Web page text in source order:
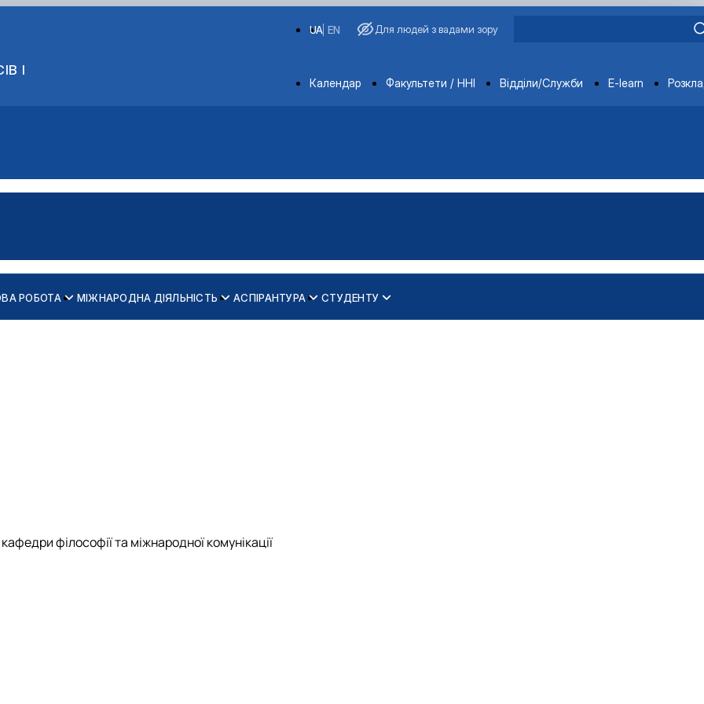
І
EN
UA Для людей з вадами зору
Departments
Календар Факультети / ННІ Відділи/Служби E-learn
комунікації та регіо…
РОБОТА
та міжгрупової комунікаці…
МІЖНАРОДНА ДІЯЛЬНІСТЬ АСПІРАНТУРА СТУДЕНТУ
філософії та міжнародної комунікації